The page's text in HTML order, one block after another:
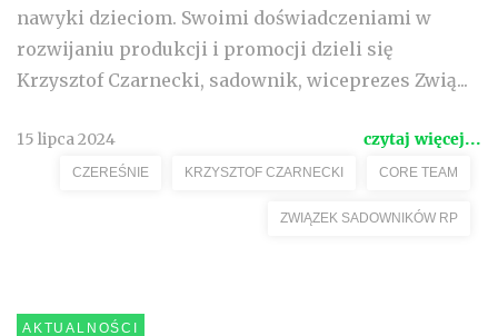
nawyki dzieciom. Swoimi doświadczeniami w
rozwijaniu produkcji i promocji dzieli się
Krzysztof Czarnecki, sadownik, wiceprezes Zwią...
15 lipca 2024 czytaj więcej...
CZEREŚNIE KRZYSZTOF CZARNECKI CORE TEAM
ZWIĄZEK SADOWNIKÓW RP
AKTUALNOŚCI